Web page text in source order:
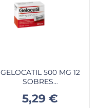
GELOCATIL 500 MG 12
SOBRES...
Precio
5,29 €